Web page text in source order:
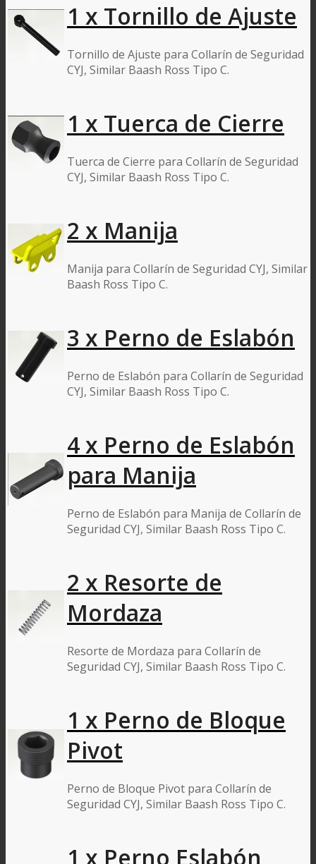
1 x Tornillo de Ajuste
Tornillo de Ajuste para Collarín de Seguridad
CYJ, Similar Baash Ross Tipo C.
1 x Tuerca de Cierre
Tuerca de Cierre para Collarín de Seguridad
CYJ, Similar Baash Ross Tipo C.
2 x Manija
Manija para Collarín de Seguridad CYJ, Similar
Baash Ross Tipo C.
3 x Perno de Eslabón
Perno de Eslabón para Collarín de Seguridad
CYJ, Similar Baash Ross Tipo C.
4 x Perno de Eslabón
para Manija
Perno de Eslabón para Manija de Collarín de
Seguridad CYJ, Similar Baash Ross Tipo C.
2 x Resorte de
Mordaza
Resorte de Mordaza para Collarín de
Seguridad CYJ, Similar Baash Ross Tipo C.
1 x Perno de Bloque
Pivot
Perno de Bloque Pivot para Collarín de
Seguridad CYJ, Similar Baash Ross Tipo C.
1 x Perno Eslabón